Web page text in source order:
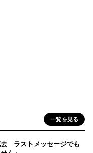
一覧を見る
去 ラストメッセージでも